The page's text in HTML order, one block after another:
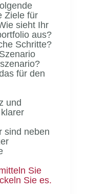
Ziele für
sieht Ihr
aus?
Schritte?
für den
und
sind neben
Sie
Sie es.